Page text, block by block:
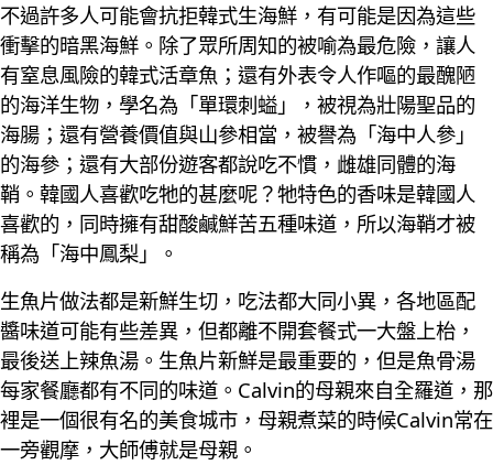
不過許多人可能會抗拒韓式生海鮮，有可能是因為這些
衝擊的暗黑海鮮。除了眾所周知的被喻為最危險，讓人
有窒息風險的韓式活章魚；還有外表令人作嘔的最醜陋
的海洋生物，學名為「單環刺螠」，被視為壯陽聖品的
海腸；還有營養價值與山參相當，被譽為「海中人參」
的海參；還有大部份遊客都說吃不慣，雌雄同體的海
鞘。韓國人喜歡吃牠的甚麼呢？牠特色的香味是韓國人
喜歡的，同時擁有甜酸鹹鮮苦五種味道，所以海鞘才被
稱為「海中鳳梨」。
生魚片做法都是新鮮生切，吃法都大同小異，各地區配
醬味道可能有些差異，但都離不開套餐式一大盤上枱，
最後送上辣魚湯。生魚片新鮮是最重要的，但是魚骨湯
每家餐廳都有不同的味道。Calvin的母親來自全羅道，那
裡是一個很有名的美食城市，母親煮菜的時候Calvin常在
一旁觀摩，大師傅就是母親。